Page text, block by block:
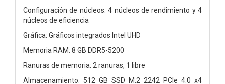
Configuración de núcleos: 4 núcleos de rendimiento y 4
núcleos de eficiencia
Gráfica: Gráficos integrados Intel UHD
Memoria RAM: 8 GB DDR5-5200
Ranuras de memoria: 2 ranuras, 1 libre
Almacenamiento: 512 GB SSD M.2 2242 PCIe 4.0 x4